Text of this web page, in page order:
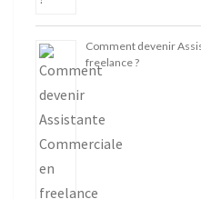
Comment devenir
freelance ?